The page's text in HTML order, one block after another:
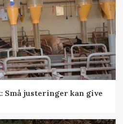
Små justeringer kan give